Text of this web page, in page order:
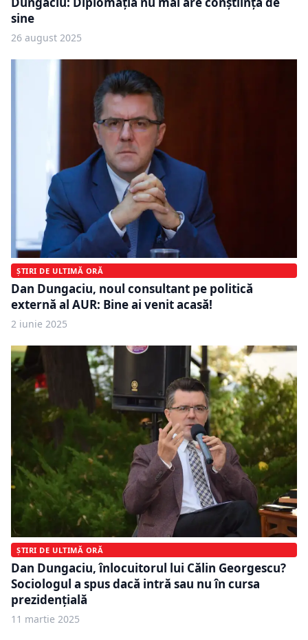
sine
26 august 2025
ȘTIRI DE ULTIMĂ ORĂ
Dan Dungaciu, noul consultant pe politică
externă al AUR: Bine ai venit acasă!
2 iunie 2025
ȘTIRI DE ULTIMĂ ORĂ
Dan Dungaciu, înlocuitorul lui Călin Georgescu?
Sociologul a spus dacă intră sau nu în cursa
prezidențială
11 martie 2025